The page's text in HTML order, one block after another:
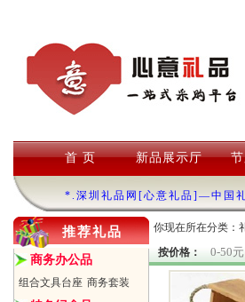
首 页 新品展示厅
*.深圳礼品网[心意礼品]—中国
推荐礼品
商务办公品
组合文具台座 商务套装
你现在所在分类：
按价格：
0-50元